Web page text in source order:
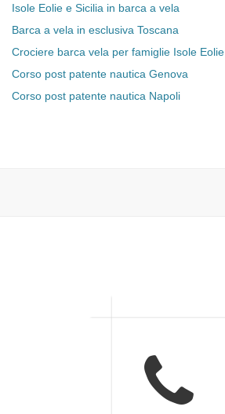
Isole Eolie e Sicilia in barca a vela
Barca a vela in esclusiva Toscana
Crociere barca vela per famiglie Isole Eolie
Corso post patente nautica Genova
Corso post patente nautica Napoli